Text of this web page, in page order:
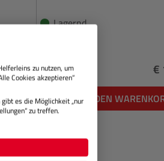
Preis:
Lagernd
Preis €
IN DEN
zu nutzen, um
Cookies akzeptieren“
es die Möglichkeit „nur
zu treffen.